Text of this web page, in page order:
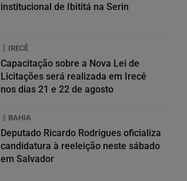
institucional de Ibititá na Serin
IRECÊ
Capacitação sobre a Nova Lei de
Licitações será realizada em Irecê
nos dias 21 e 22 de agosto
BAHIA
Deputado Ricardo Rodrigues oficializa
candidatura à reeleição neste sábado
em Salvador